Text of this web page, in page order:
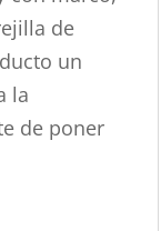
de
un
la
de poner